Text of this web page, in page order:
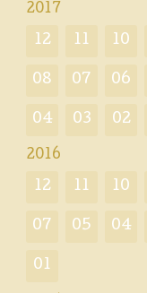
2017
12 11 10
08 07 06
04 03 02
2016
12 11 10
07 05 04
01